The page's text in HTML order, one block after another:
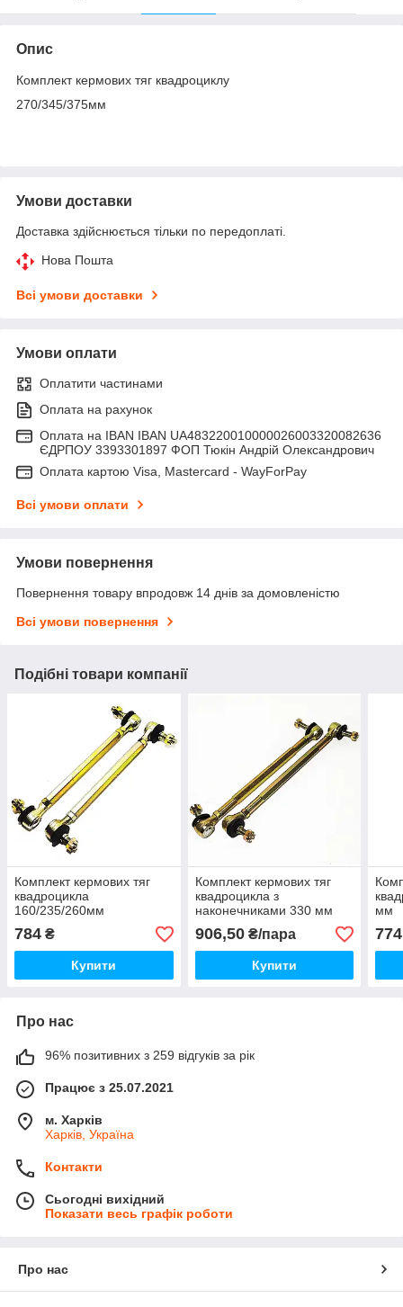
Опис
Комплект кермових тяг квадроциклу
270/345/375мм
Умови доставки
Доставка здійснюється тільки по передоплаті.
Нова Пошта
Всі умови доставки
Умови оплати
Оплатити частинами
Оплата на рахунок
Оплата на IBAN IBAN UA483220010000026003320082636
ЄДРПОУ 3393301897 ФОП Тюкін Андрій Олександрович
Оплата картою Visa, Mastercard - WayForPay
Всі умови оплати
Умови повернення
Повернення товару впродовж 14 днів за домовленістю
Всі умови повернення
Подібні товари компанії
Комплект кермових тяг
квадроцикла
160/235/260мм
784 ₴
Купити
Комплект кермових тяг
квадроцикла з
наконечниками 330 мм
906,50₴/пара
Купити
мм
Про нас
96% позитивних з 259 відгуків за рік
Працює з 25.07.2021
м. Харків
Харків, Україна
Контакти
Сьогодні вихідний
Показати весь графік роботи
Про нас